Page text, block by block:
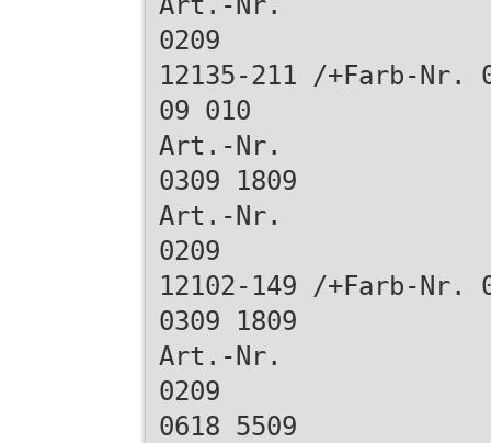
0209
12135-211 /+Farb-Nr.
09 010
Art.-Nr.
0309 1809
Art.-Nr.
0209
12102-149 /+Farb-Nr.
0309 1809
Art.-Nr.
0209
0618 5509